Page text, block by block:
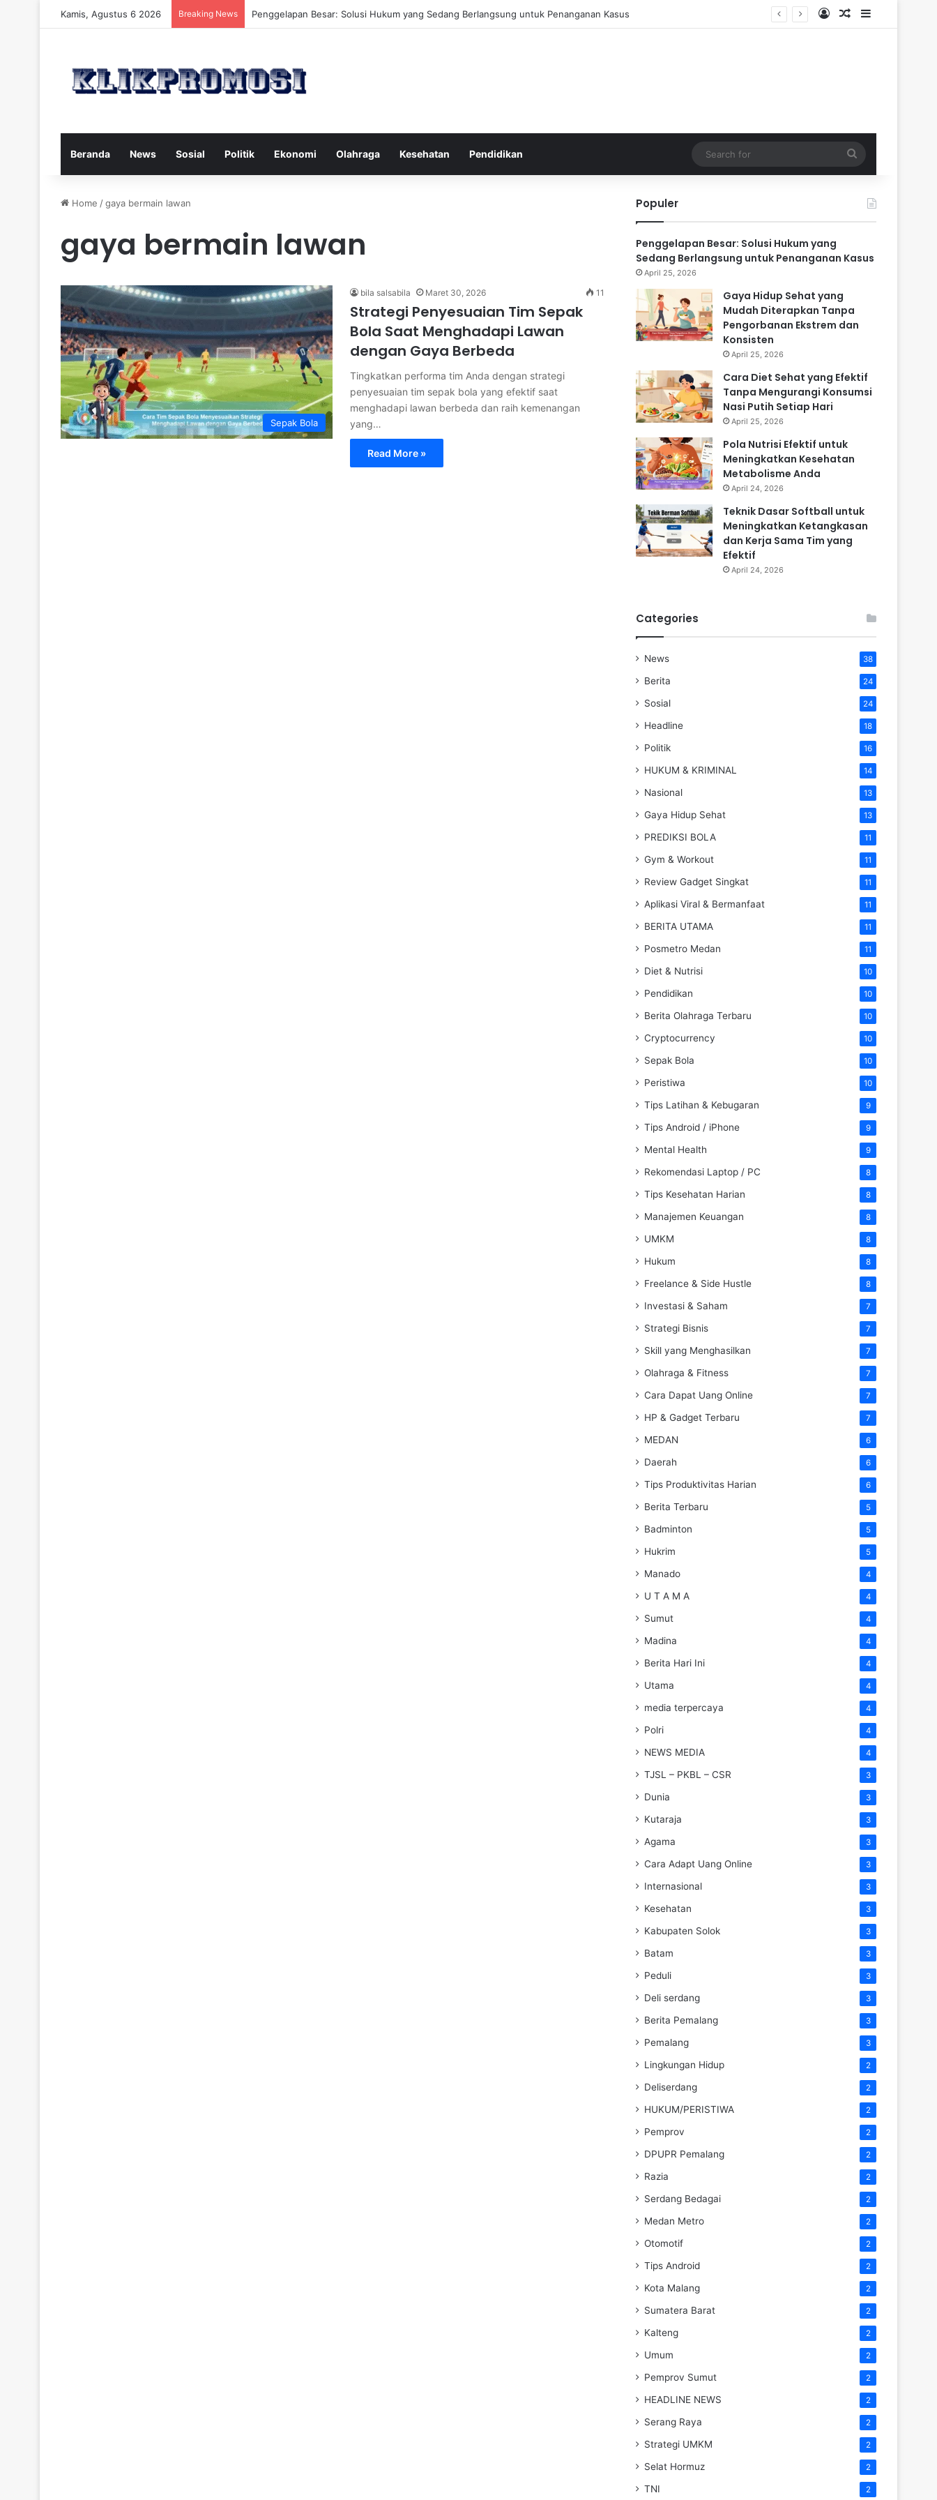
Kamis, Agustus 6 2026 Breaking News Gaya Hidup Sehat yang Mudah Diterapkan Tanpa Pengorbanan Ekstrem dan Konsisten Log InRandom Article
Sidebar
Beranda News Sosial Politik Ekonomi Olahraga Kesehatan Pendidikan
for
Home /gaya bermain lawan
gaya bermain lawan
Sepak Bola
bila salsabila Maret 30, 2026 11
Strategi Penyesuaian Tim Sepak
Bola Saat Menghadapi Lawan
dengan Gaya Berbeda
Tingkatkan performa tim Anda dengan strategi
penyesuaian tim sepak bola yang efektif saat
menghadapi lawan berbeda dan raih kemenangan
yang…
Read More »
Populer
Penggelapan Besar: Solusi Hukum yang
Sedang Berlangsung untuk Penanganan Kasus
April 25, 2026
Gaya Hidup Sehat yang
Mudah Diterapkan Tanpa
Pengorbanan Ekstrem dan
Konsisten
April 25, 2026
Cara Diet Sehat yang Efektif
Tanpa Mengurangi Konsumsi
Nasi Putih Setiap Hari
April 25, 2026
Pola Nutrisi Efektif untuk
Meningkatkan Kesehatan
Metabolisme Anda
April 24, 2026
Teknik Dasar Softball untuk
Meningkatkan Ketangkasan
dan Kerja Sama Tim yang
Efektif
April 24, 2026
Categories
News 38
Berita 24
Sosial 24
Headline 18
Politik 16
HUKUM & KRIMINAL 14
Nasional 13
Gaya Hidup Sehat 13
PREDIKSI BOLA 11
Gym & Workout 11
Review Gadget Singkat 11
Aplikasi Viral & Bermanfaat 11
BERITA UTAMA 11
Posmetro Medan 11
Diet & Nutrisi 10
Pendidikan 10
Berita Olahraga Terbaru 10
Cryptocurrency 10
Sepak Bola 10
Peristiwa 10
Tips Latihan & Kebugaran 9
Tips Android / iPhone 9
Mental Health 9
Rekomendasi Laptop / PC 8
Tips Kesehatan Harian 8
Manajemen Keuangan 8
UMKM 8
Hukum 8
Freelance & Side Hustle 8
Investasi & Saham 7
Strategi Bisnis 7
Skill yang Menghasilkan 7
Olahraga & Fitness 7
Cara Dapat Uang Online 7
HP & Gadget Terbaru 7
MEDAN 6
Daerah 6
Tips Produktivitas Harian 6
Berita Terbaru 5
Badminton 5
Hukrim 5
Manado 4
U T A M A 4
Sumut 4
Madina 4
Berita Hari Ini 4
Utama 4
media terpercaya 4
Polri 4
NEWS MEDIA 4
TJSL – PKBL – CSR 3
Dunia 3
Kutaraja 3
Agama 3
Cara Adapt Uang Online 3
Internasional 3
Kesehatan 3
Kabupaten Solok 3
Batam 3
Peduli 3
Deli serdang 3
Berita Pemalang 3
Pemalang 3
Lingkungan Hidup 2
Deliserdang 2
HUKUM/PERISTIWA 2
Pemprov 2
DPUPR Pemalang 2
Razia 2
Serdang Bedagai 2
Medan Metro 2
Otomotif 2
Tips Android 2
Kota Malang 2
Sumatera Barat 2
Kalteng 2
Umum 2
Pemprov Sumut 2
HEADLINE NEWS 2
Serang Raya 2
Strategi UMKM 2
Selat Hormuz 2
TNI 2